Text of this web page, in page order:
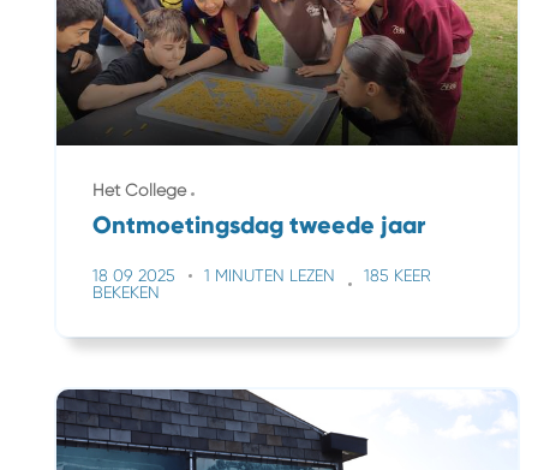
Het College
Ontmoetingsdag tweede jaar
18 09 2025 1 MINUTEN LEZEN
185 KEER
BEKEKEN